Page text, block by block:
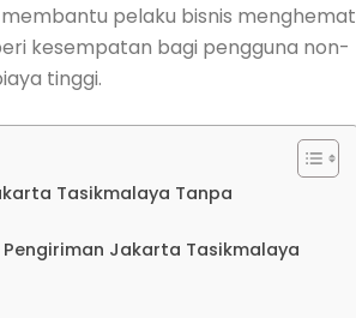
pelaku bisnis menghemat
kesempatan bagi pengguna non-
tinggi.
Tasikmalaya Tanpa
Jakarta Tasikmalaya